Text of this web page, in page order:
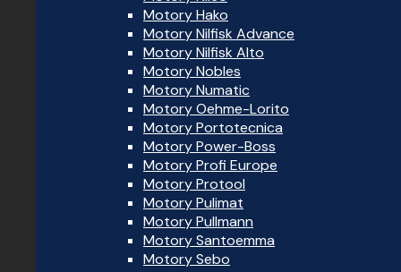
Motory Hako
Motory Nilfisk Advance
Motory Nilfisk Alto
Motory Nobles
Motory Numatic
Motory Oehme-Lorito
Motory Portotecnica
Motory Power-Boss
Motory Profi Europe
Motory Protool
Motory Pulimat
Motory Pullmann
Motory Santoemma
Motory Sebo